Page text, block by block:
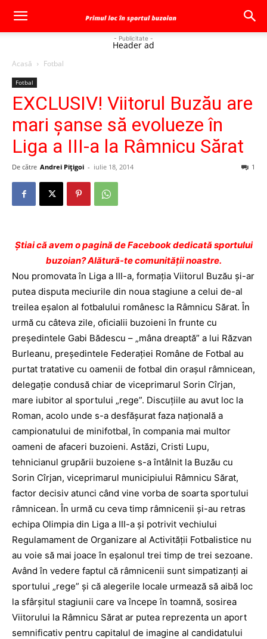
- Publicitate -
Header ad
Acasă Fotbal
Fotbal
EXCLUSIV! Viitorul Buzău are
mari şanse să evolueze în
Liga a III-a la Râmnicu Sărat
De către Andrei Pițigoi - iulie 18, 2014 1
Ştiai că avem o pagină de Facebook dedicată sportului
buzoian? Alătură-te comunității noastre.
Nou promovata în Liga a III-a, formaţia Viitorul Buzău şi-ar
putea disputa meciurile din noua stagiune a celui de-al
treilea eşalon al fotbalului românesc la Râmnicu Sărat. În
urmă cu câteva zile, oficialii buzoieni în frunte cu
preşedintele Gabi Bădescu – „mâna dreaptă” a lui Răzvan
Burleanu, preşedintele Federaţiei Române de Fotbal au
purtat tratative cu oamenii de fotbal din oraşul râmnicean,
delegaţie condusă chiar de viceprimarul Sorin Cîrjan,
mare iubitor al sportului „rege”. Discuţiile au avut loc la
Roman, acolo unde s-a desfăşurat faza naţională a
campionatului de minifotbal, în compania mai multor
oameni de afaceri buzoieni. Astăzi, Cristi Lupu,
tehnicianul grupării buzoiene s-a întâlnit la Buzău cu
Sorin Cîrjan, viceprimarul municipiului Râmnicu Sărat,
factor decisiv atunci când vine vorba de soarta sportului
râmnicean. În urmă cu ceva timp râmnicenii şi-au retras
echipa Olimpia din Liga a III-a şi potrivit vechiului
Regulamament de Organizare al Activităţii Fotbalistice nu
au voie să mai joace în eşalonul trei timp de trei sezoane.
Având în vedere faptul că râmnicenii sunt simpatizanţi ai
sportului „rege” şi că alegerile locale urmează să aibă loc
la sfârşitul stagiunii care va începe în toamnă, sosirea
Viitorului la Râmnicu Sărat ar putea reprezenta un aport
semnificativ pentru capitalul de imagine al candidatului